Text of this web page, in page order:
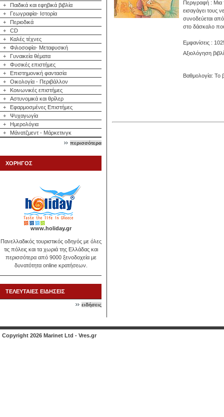
+
Παιδικά και εφηβικά βιβλία
+
Γεωγραφία- Ιστορία
+
Περιοδικά
+
CD
+
Καλές τέχνες
+
Φιλοσοφία- Μεταφυσική
+
Γυναικεία θέματα
+
Φυσικές επιστήμες
+
Επιστημονική φαντασία
+
Οικολογία - Περιβάλλον
+
Κοινωνικές επιστήμες
+
Αστυνομικά και θρίλερ
+
Εφαρμοσμένες Επιστήμες
+
Ψυχαγωγία
+
Ημερολόγια
+
Μάνατζμεντ - Μάρκετινγκ
περισσότερα
ΧΟΡΗΓΟΣ
www.holiday.gr
Πανελλαδικός τουριστικός οδηγός με όλες
τις πόλεις και τα χωριά της Ελλάδας και
περισσότερα από 9000 ξενοδοχεία με
δυνατότητα online κρατήσεων.
ΤΕΛΕΥΤΑΙΕΣ ΕΙΔΗΣΕΙΣ
ειδήσεις
Περιγραφή :
εισαγάγει τους
συνοδεύεται
στο δάσκαλο που
Εμφανίσεις :
Αξιολόγηση
Βαθμολογία: Το
Copyright 2026 Marinet Ltd - Vres.gr